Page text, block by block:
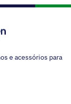
e acessórios para